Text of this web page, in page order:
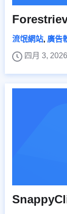
流氓網站, 廣告
四月 3, 2026